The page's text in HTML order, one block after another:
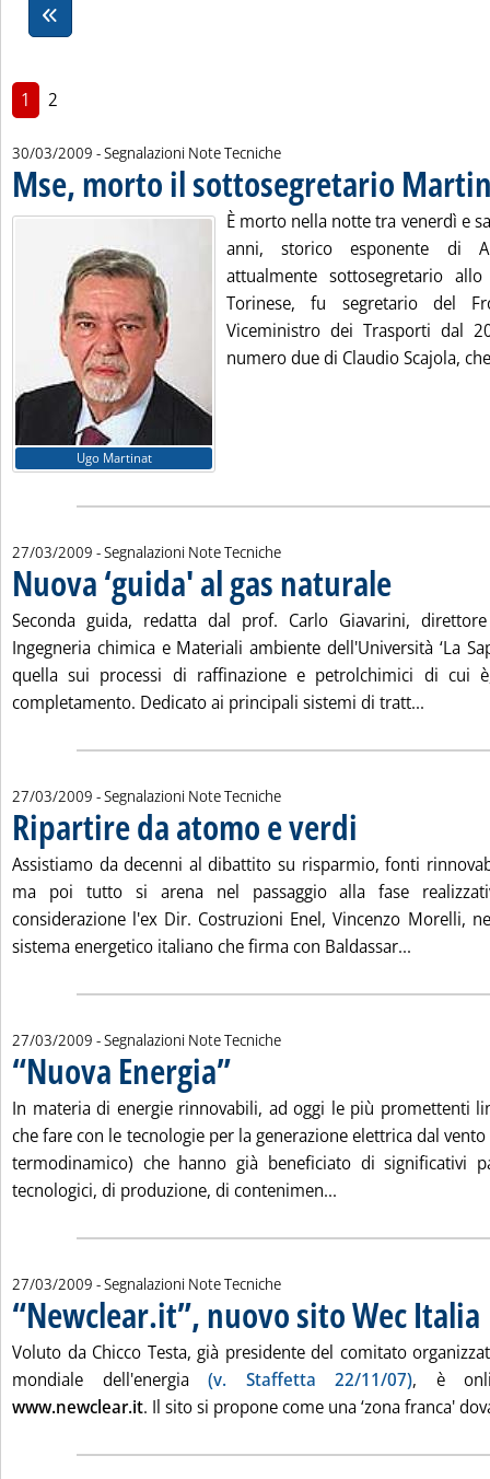
1 2
30/03/2009 - Segnalazioni Note Tecniche
Mse, morto il sottosegretario
Ugo Martinat
È morto nella notte tra venerdì e
anni, storico esponente di
attualmente sottosegretario
Torinese, fu segretario del
Viceministro dei Trasporti dal
numero due di Claudio Scajola,
27/03/2009 - Segnalazioni Note Tecniche
Nuova ‘guida' al gas naturale
Seconda guida, redatta dal prof. Carlo Giavarini,
Ingegneria chimica e Materiali ambiente dell'Università ‘La
quella sui processi di raffinazione e petrolchimici di cui
completamento. Dedicato ai principali sistemi di tratt...
27/03/2009 - Segnalazioni Note Tecniche
Ripartire da atomo e verdi
Assistiamo da decenni al dibattito su risparmio, fonti
ma poi tutto si arena nel passaggio alla fase
considerazione l'ex Dir. Costruzioni Enel, Vincenzo Morelli,
sistema energetico italiano che firma con Baldassar...
27/03/2009 - Segnalazioni Note Tecniche
“Nuova Energia”. Pubblicata venerdì 27 marzo 2009 alle 11.59.
In materia di energie rinnovabili, ad oggi le più promettenti
che fare con le tecnologie per la generazione elettrica dal
termodinamico) che hanno già beneficiato di significativi
tecnologici, di produzione, di contenimen...
27/03/2009 - Segnalazioni Note Tecniche
“Newclear.it”, nuovo sito Wec Italia
Voluto da Chicco Testa, già presidente del comitato
mondiale dell'energia(v. Staffetta 22/11/07), è
www.newclear.it. Il sito si propone come una ‘zona franca'